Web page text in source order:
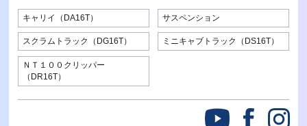
キャリイ（DA16T） サスペンション
スクラムトラック（DG16T） ミニキャブトラック（DS16T）
ＮＴ１００クリッパー
（DR16T）